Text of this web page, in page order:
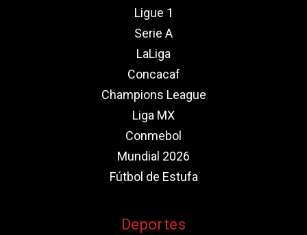
Ligue 1
Serie A
LaLiga
Concacaf
Champions League
Liga MX
Conmebol
Mundial 2026
Fútbol de Estufa
Deportes